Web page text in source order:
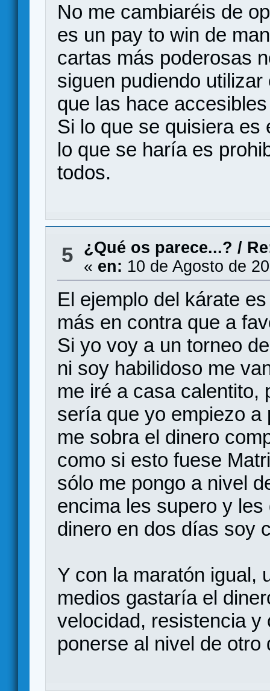
No me cambiaréis de
es un pay to win de
cartas más poderosas
siguen pudiendo
que las hace
Si lo que se quisiera es
lo que se haría es
todos.
5 ¿Qué os parece...? /
« en: 10 de Agosto de
El ejemplo del kárate
más en contra que a
Si yo voy a un torneo
ni soy habilidoso me
me iré a casa calentito,
sería que yo empiezo
me sobra el dinero
como si esto fuese
sólo me pongo a nivel
encima les supero y
dinero en dos días soy
Y con la maratón igual,
medios gastaría el
velocidad, resistencia y
ponerse al nivel de